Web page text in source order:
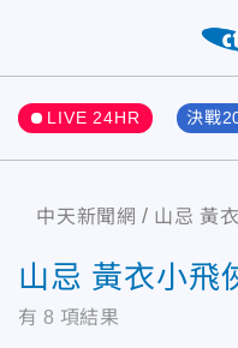
LIVE 24HR 決戰
中天新聞網 山忌 黃
山忌 黃衣小飛
有 8 項結果